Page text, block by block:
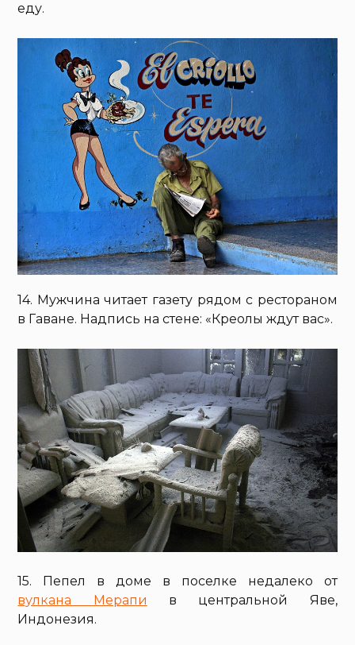
еду.
14. Мужчина читает газету рядом с рестораном
в Гаване. Надпись на стене: «Креолы ждут вас».
15. Пепел в доме в поселке недалеко от
вулкана Мерапи в центральной Яве,
Индонезия.